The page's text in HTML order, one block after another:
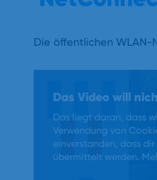
Die öffentlichen WLAN-
Das Video will
Das liegt daran, dass
Verwendung von
einverstanden, dass
übermittelt werden.